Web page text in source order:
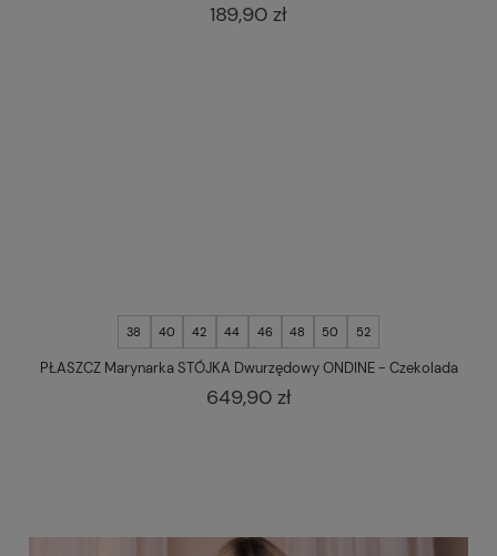
189,90 zł
38 40 42 44 46 48 50 52
PŁASZCZ Marynarka STÓJKA Dwurzędowy ONDINE - Czekolada
649,90 zł